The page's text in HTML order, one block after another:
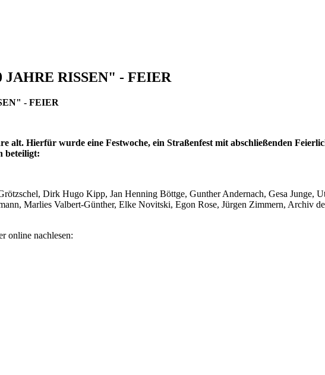
RISSEN" - FEIER
- FEIER
alt. Hierfür wurde eine Festwoche, ein Straßenfest mit abschließenden
beteiligt:
Dirk Hugo Kipp, Jan Henning Böttge, Gunther Andernach, Gesa Junge,
Marlies Valbert-Günther, Elke Novitski, Egon Rose, Jürgen Zimmern, Archiv
online nachlesen: